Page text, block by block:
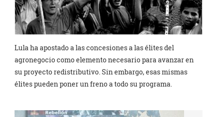
Lula ha apostado a las concesiones a las élites del
agronegocio como elemento necesario para avanzar en
su proyecto redistributivo. Sin embargo, esas mismas
élites pueden poner un freno a todo su programa.